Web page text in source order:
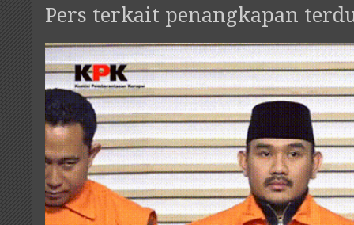
Pers terkait penangkapan